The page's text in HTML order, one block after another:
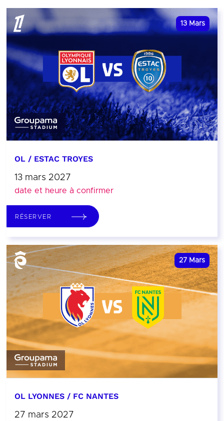
13 Mars
OL / ESTAC TROYES
13 mars 2027
date et heure à confirmer
RÉSERVER
27 Mars
OL LYONNES / FC NANTES
27 mars 2027